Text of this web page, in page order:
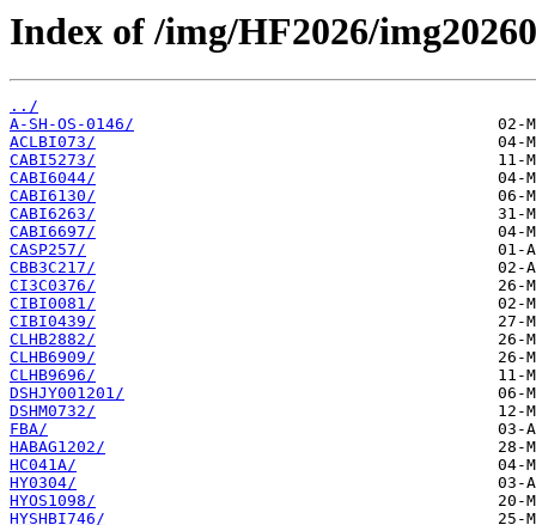
Index of /img/HF2026/
../
A-SH-OS-0146/
ACLBI073/
CABI5273/
CABI6044/
CABI6130/
CABI6263/
CABI6697/
CASP257/
CBB3C217/
CI3C0376/
CIBI0081/
CIBI0439/
CLHB2882/
CLHB6909/
CLHB9696/
DSHJY001201/
DSHM0732/
FBA/
HABAG1202/
HC041A/
HY0304/
HYOS1098/
HYSHBI746/